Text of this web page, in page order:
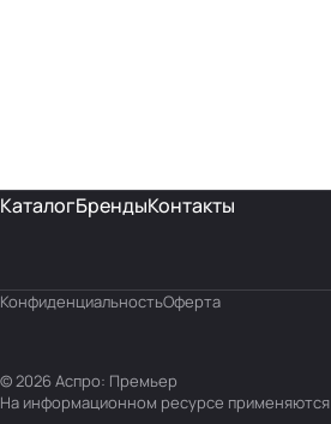
КаталогБрендыКонтакты
КонфиденциальностьОферта
© 2026 Аспро: Премьер
На информационном ресурсе применяются